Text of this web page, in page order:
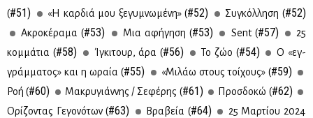
(#51) «Η καρ­διά μου ξε­γυ­μνω­μέ­νη» (#52) Συ­γκόλ­λη­ση (#52)
Ακρο­κέ­ρα­μα (#53) Μια αφή­γη­ση (#53) Sent (#57)
25
κομ­μά­τια (#58) Ίγκι­τουρ, άρα (#56) Το ζώο (#54)
Ο «εγ­
γράμ­μα­τος» και η ωραία (#55) «Μι­λάω στους τοί­χους» (#59)
Ροή (#60) Μα­κρυ­γιάν­νης / Σε­φέ­ρης (#61) Προσ­δο­κώ (#62)
Ορί­ζο­ντας Γε­γο­νό­των (#63) Βρα­βεία (#64)
25 Μαρ­τί­ου 2024